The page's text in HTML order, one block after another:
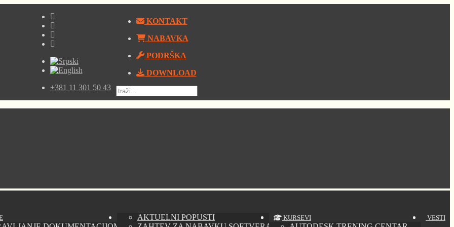
+381 11 301 50 43
KONTAKT
NABAVKA
PODRŠKA
DOWNLOAD
AKTUELNI POPUSTI
KURSEVI VESTI